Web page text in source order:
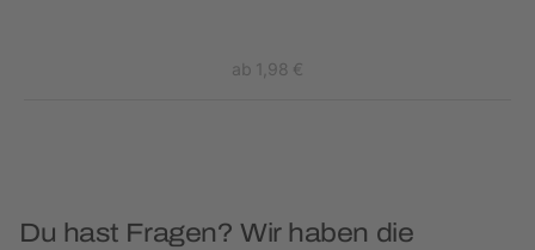
ab 1,98 €
Du hast Fragen? Wir haben die